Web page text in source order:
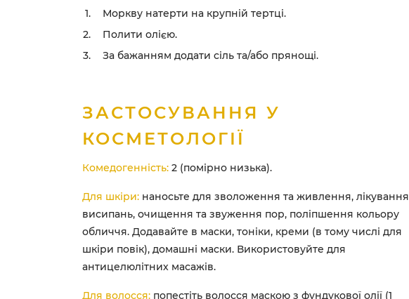
Моркву натерти на крупній тертці.
Полити олією.
За бажанням додати сіль та/або прянощі.
ЗАСТОСУВАННЯ У
КОСМЕТОЛОГІЇ
Комедогенність: 2 (помірно низька).
Для шкіри: наносьте для зволоження та живлення, лікування
висипань, очищення та звуження пор, поліпшення кольору
обличчя. Додавайте в маски, тоніки, креми (в тому числі для
шкіри повік), домашні маски. Використовуйте для
антицелюлітних масажів.
Для волосся: попестіть волосся маскою з фундукової олії (1